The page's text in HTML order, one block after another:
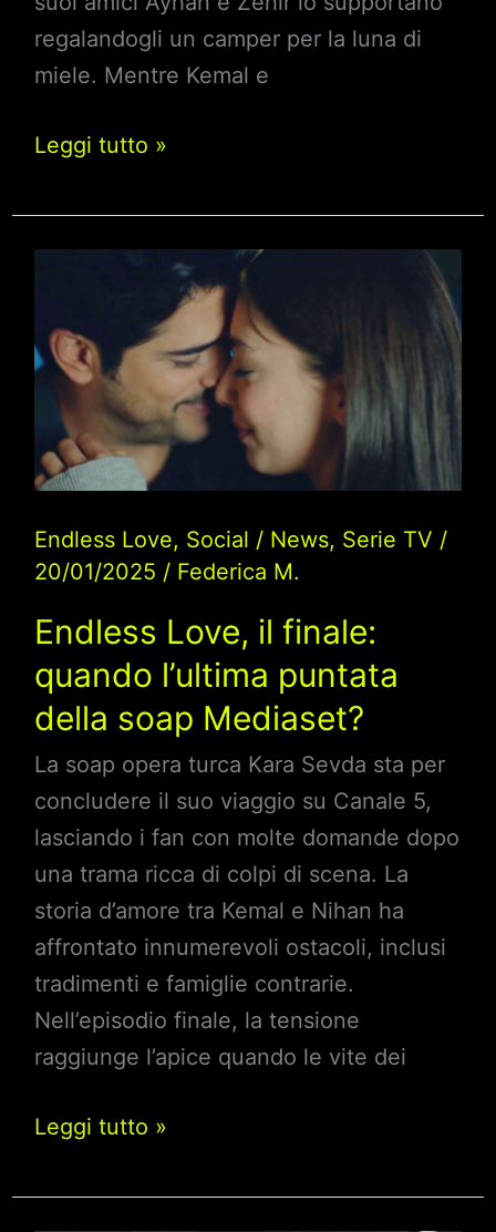
regalandogli un camper per la luna di
miele. Mentre Kemal e
Endless
Anticipazioni
22
2025:
Il
traguardo
Kemal!
Leggi tutto »
Endless Love, Social / News, Serie TV /
20/01/2025 / Federica M.
Endless Love, il finale:
quando l’ultima puntata
della soap Mediaset?
La soap opera turca Kara Sevda sta per
concludere il suo viaggio su Canale 5,
lasciando i fan con molte domande dopo
una trama ricca di colpi di scena. La
storia d’amore tra Kemal e Nihan ha
affrontato innumerevoli ostacoli, inclusi
tradimenti e famiglie contrarie.
Nell’episodio finale, la tensione
raggiunge l’apice quando le vite dei
Endless
il
Leggi tutto »